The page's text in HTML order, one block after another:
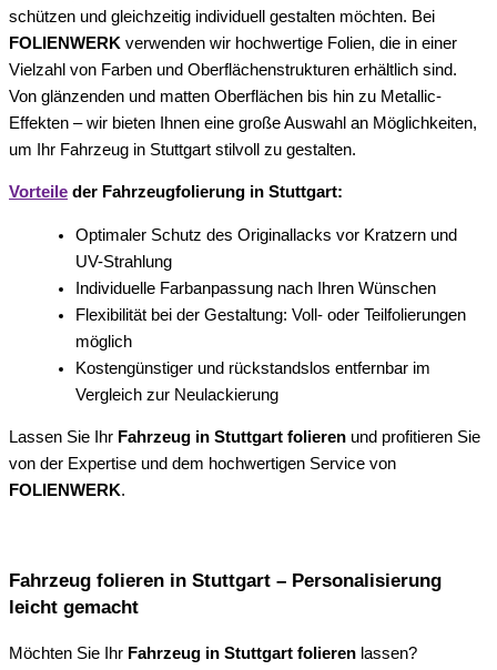
schützen und gleichzeitig individuell gestalten möchten. Bei
FOLIENWERK verwenden wir hochwertige Folien, die in einer
Vielzahl von Farben und Oberflächenstrukturen erhältlich sind.
Von glänzenden und matten Oberflächen bis hin zu Metallic-
Effekten – wir bieten Ihnen eine große Auswahl an Möglichkeiten,
um Ihr Fahrzeug in Stuttgart stilvoll zu gestalten.
Vorteile der Fahrzeugfolierung in Stuttgart:
Optimaler Schutz des Originallacks vor Kratzern und
UV-Strahlung
Individuelle Farbanpassung nach Ihren Wünschen
Flexibilität bei der Gestaltung: Voll- oder Teilfolierungen
möglich
Kostengünstiger und rückstandslos entfernbar im
Vergleich zur Neulackierung
Lassen Sie Ihr Fahrzeug in Stuttgart folieren und profitieren Sie
von der Expertise und dem hochwertigen Service von
FOLIENWERK.
Fahrzeug folieren in Stuttgart – Personalisierung
leicht gemacht
Möchten Sie Ihr Fahrzeug in Stuttgart folieren lassen?